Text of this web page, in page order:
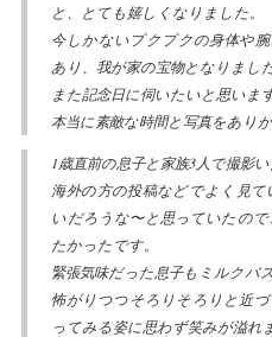
と、とても嬉しくなりました。
今しかないプクプクの身体や
あり、我が家の宝物となりました
また記念日に伺いたいと思います
本当に素敵な時間と写真をあり
1歳直前の息子と家族3人で撮影
海外の方の投稿などでよく見
いだろうな〜と思っていたの
たかったです。
緊張気味だった息子もミルクバ
怖がりつつそろりそろりと近
ってみる姿に思わず笑みが溢れ